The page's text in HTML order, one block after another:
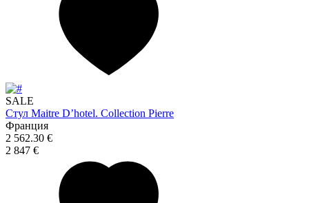
SALE
Стул Maitre D’hotel. Collection Pierre
Франция
2 562.30 €
2 847 €